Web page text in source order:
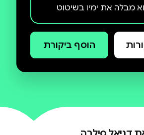
מבלה את ימיו בשיטוט
הרחק מן השדים מעברוֹ
מאות שנים, הוא נשאב אל
הוסף ביקורת